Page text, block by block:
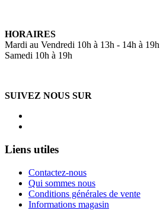
HORAIRES
Mardi au Vendredi 10h à 13h - 14h à 19h
Samedi 10h à 19h
SUIVEZ NOUS SUR
Liens utiles
Contactez-nous
Qui sommes nous
Conditions générales de vente
Informations magasin